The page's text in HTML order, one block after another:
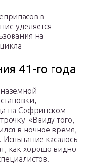
в
уделяется
на
41-го года
на Софринском
«Ввиду того,
в ночное время,
касалось
как хорошо видно